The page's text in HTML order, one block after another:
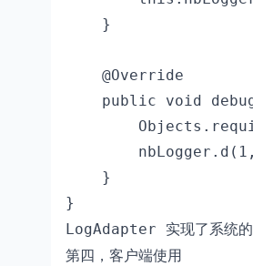
    }
    @Override
public void
    }
}
LogAdapter 实现了系统
第四，客户端使用